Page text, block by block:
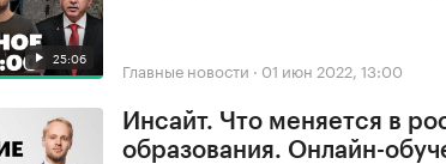
25:06 Главные новости · 01 июн 2022, 13:00
Инсайт. Что меняется в
образования. Онлайн-